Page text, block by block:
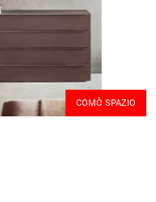
COMÒ SPAZIO